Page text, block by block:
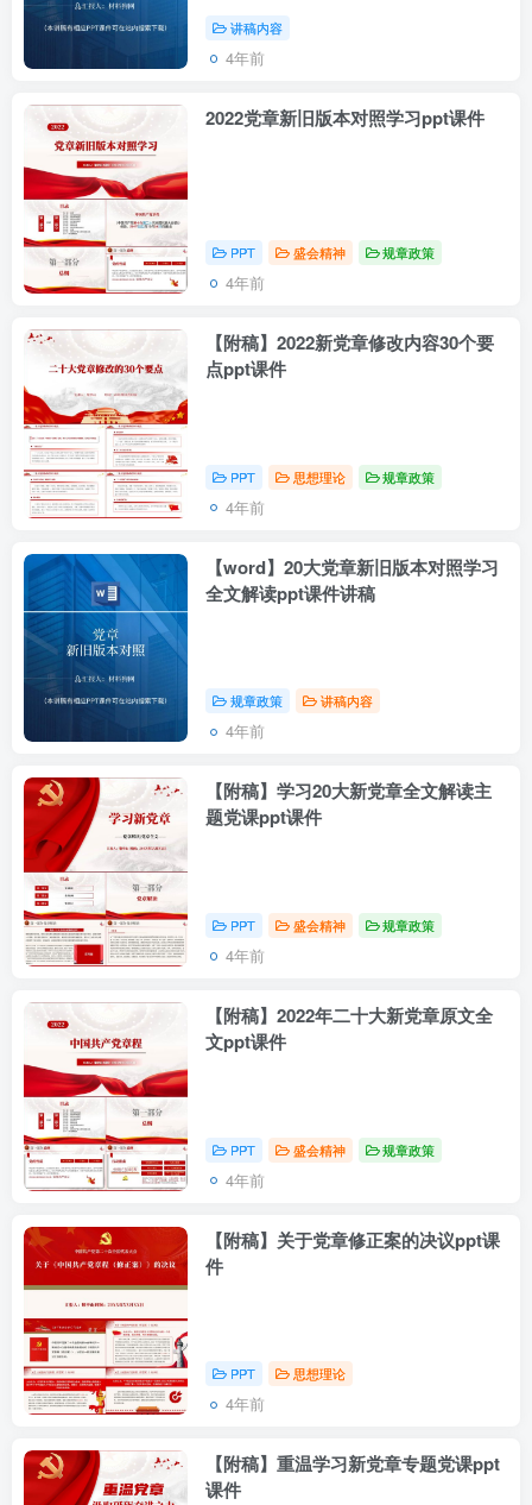
讲稿内容
4年前
2022党章新旧版本对照学习ppt课件
PPT 盛会精神 规章政策
4年前
【附稿】2022新党章修改内容30个要
点ppt课件
PPT 思想理论 规章政策
4年前
【word】20大党章新旧版本对照学习
全文解读ppt课件讲稿
规章政策 讲稿内容
4年前
【附稿】学习20大新党章全文解读主
题党课ppt课件
PPT 盛会精神 规章政策
4年前
【附稿】2022年二十大新党章原文全
文ppt课件
PPT 盛会精神 规章政策
4年前
【附稿】关于党章修正案的决议ppt课
件
PPT 思想理论
4年前
【附稿】重温学习新党章专题党课ppt
课件